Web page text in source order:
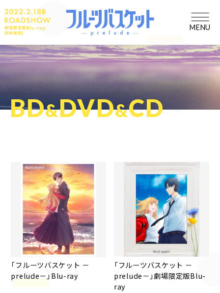
MENU
BD&DVD&CD
「フルーツバスケット －
prelude－」Blu-ray
「フルーツバスケット －
prelude－」劇場限定版Blu-
ray